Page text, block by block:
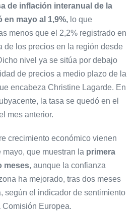
de inflación interanual de la
en mayo al 1,9%, lo que
menos que el 2,2% registrado en
de los precios en la región desde
nivel ya se sitúa por debajo
de precios a medio plazo de la
encabeza Christine Lagarde. En
la tasa se quedó en el
mes anterior.
crecimiento económico vienen
que muestran la primera
meses, aunque la confianza
ha mejorado, tras dos meses
según el indicador de sentimiento
Europea.